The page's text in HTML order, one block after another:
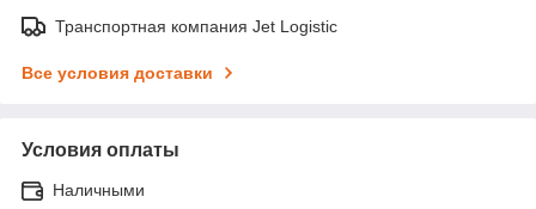
Транспортная компания Jet Logistic
Все условия доставки
Условия оплаты
Наличными